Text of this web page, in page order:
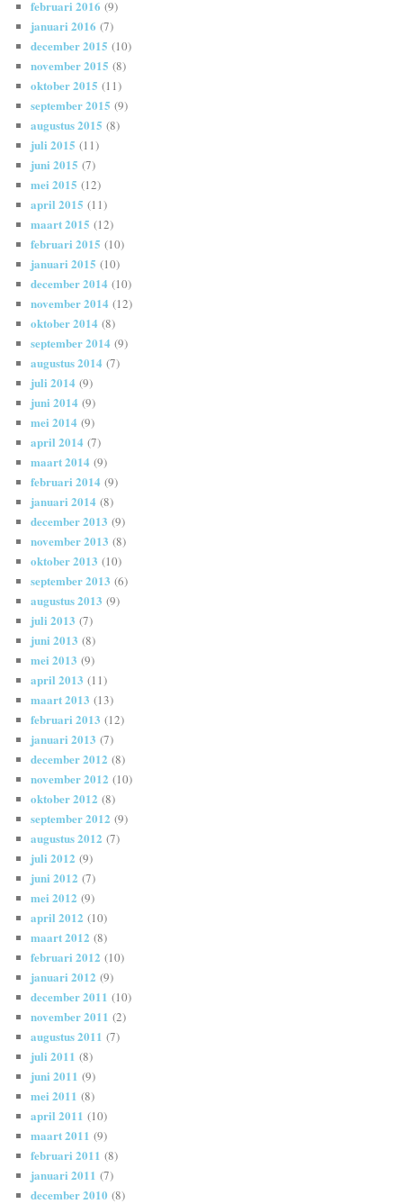
februari 2016 (9)
januari 2016 (7)
december 2015 (10)
november 2015 (8)
oktober 2015 (11)
september 2015 (9)
augustus 2015 (8)
juli 2015 (11)
juni 2015 (7)
mei 2015 (12)
april 2015 (11)
maart 2015 (12)
februari 2015 (10)
januari 2015 (10)
december 2014 (10)
november 2014 (12)
oktober 2014 (8)
september 2014 (9)
augustus 2014 (7)
juli 2014 (9)
juni 2014 (9)
mei 2014 (9)
april 2014 (7)
maart 2014 (9)
februari 2014 (9)
januari 2014 (8)
december 2013 (9)
november 2013 (8)
oktober 2013 (10)
september 2013 (6)
augustus 2013 (9)
juli 2013 (7)
juni 2013 (8)
mei 2013 (9)
april 2013 (11)
maart 2013 (13)
februari 2013 (12)
januari 2013 (7)
december 2012 (8)
november 2012 (10)
oktober 2012 (8)
september 2012 (9)
augustus 2012 (7)
juli 2012 (9)
juni 2012 (7)
mei 2012 (9)
april 2012 (10)
maart 2012 (8)
februari 2012 (10)
januari 2012 (9)
december 2011 (10)
november 2011 (2)
augustus 2011 (7)
juli 2011 (8)
juni 2011 (9)
mei 2011 (8)
april 2011 (10)
maart 2011 (9)
februari 2011 (8)
januari 2011 (7)
december 2010 (8)